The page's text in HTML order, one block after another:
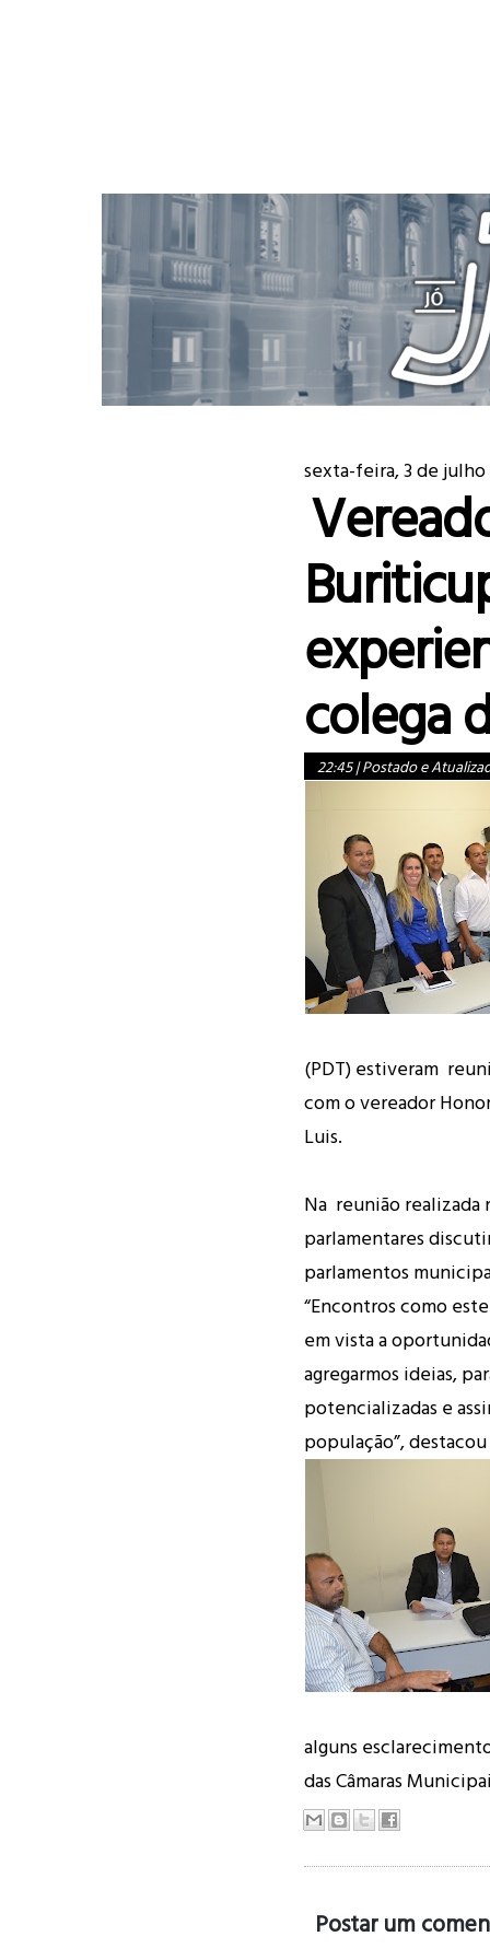
sexta-feira, 3 de julho
colega
22:45|Postado e
(PDT)estiveram
com o vereador
Luis.
Na reunião realizada
parlamentares
parlamentos
“Encontros como
em vista a
agregarmos ideias,
potencializadas e
população”,
alguns
das Câmaras
Postar um